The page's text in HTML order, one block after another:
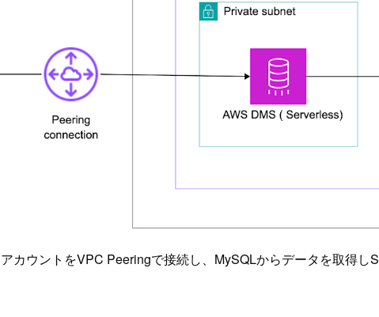
ウントをVPC Peeringで接続し、MySQLからデータを取得し